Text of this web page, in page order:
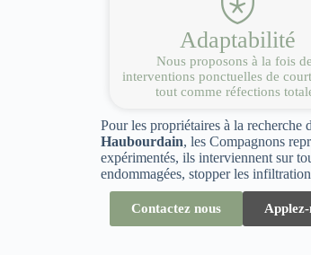
Adaptabilité
Nous proposons à la fois
interventions ponctuelles de
tout comme réfections
Pour les propriétaires à la recherche
Haubourdain, les Compagnons
expérimentés, ils interviennent sur
endommagées, stopper les
Contactez nous